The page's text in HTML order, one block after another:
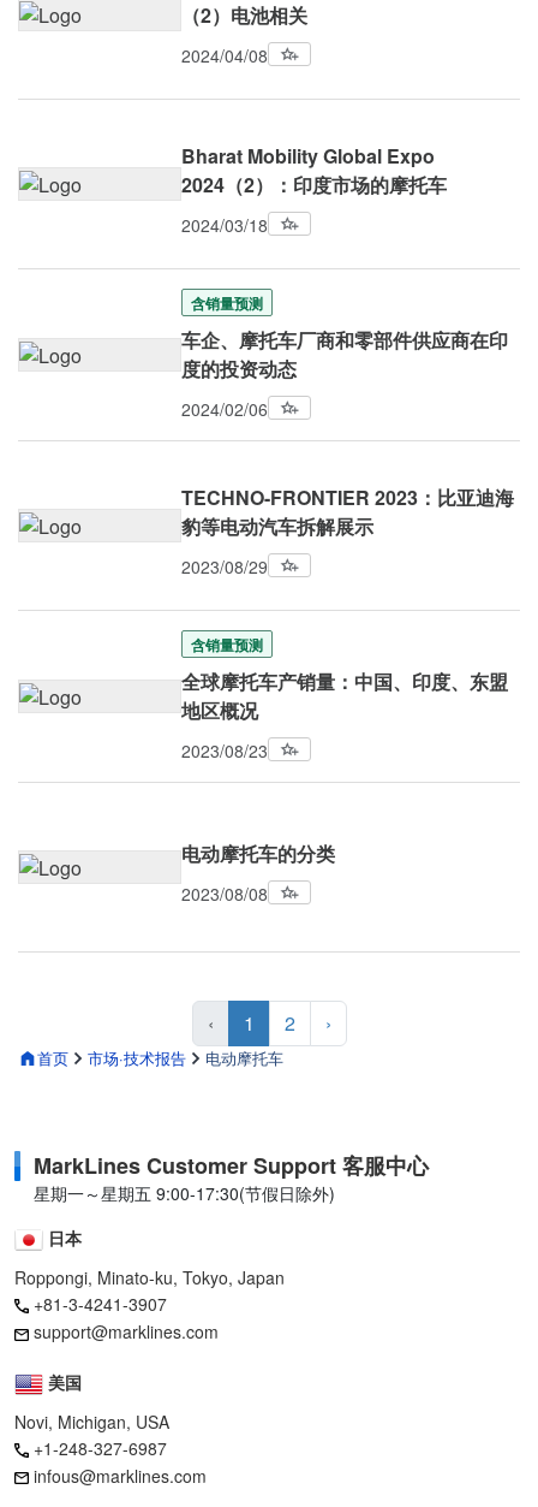
首页 市场·技术报告 电动摩托车
（2）电池相关
2024/04/08
Bharat Mobility Global Expo
2024（2）：印度市场的摩托车
2024/03/18
含销量预测
车企、摩托车厂商和零部件供应商在印
度的投资动态
2024/02/06
TECHNO-FRONTIER 2023：比亚迪海
豹等电动汽车拆解展示
2023/08/29
含销量预测
全球摩托车产销量：中国、印度、东盟
地区概况
2023/08/23
电动摩托车的分类
2023/08/08
‹ 1 2 ›
MarkLines Customer Support 客服中心
星期一～星期五 9:00-17:30(节假日除外)
日本
Roppongi, Minato-ku, Tokyo, Japan
+81-3-4241-3907
support@marklines.com
美国
Novi, Michigan, USA
+1-248-327-6987
infous@marklines.com